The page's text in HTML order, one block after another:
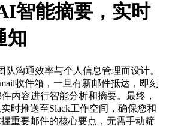
智能摘要，实时
知
队沟通效率与个人信息管理而设计。
收件箱，一旦有新邮件抵达，即刻
内容进行智能分析和摘要。最终，
时推送至Slack工作空间，确保您和
重要邮件的核心要点，无需手动筛